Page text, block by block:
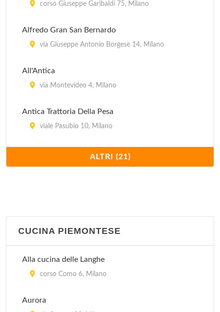
corso Giuseppe Garibaldi 75, Milano
Alfredo Gran San Bernardo
via Giuseppe Antonio Borgese 14, Milano
All'Antica
via Montevideo 4, Milano
Antica Trattoria Della Pesa
viale Pasubio 10, Milano
Antico Ristorante Boeucc
piazza Belgioioso 2, Milano
Cantina Piemontese
Casa Fontana 23 Risotti
ALTRI (21)
CUCINA PIEMONTESE
Alla cucina delle Langhe
corso Como 6, Milano
Aurora